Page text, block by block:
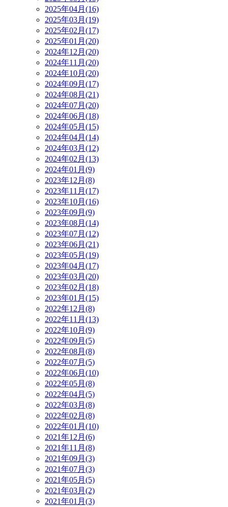
2025年04月(16)
2025年03月(19)
2025年02月(17)
2025年01月(20)
2024年12月(20)
2024年11月(20)
2024年10月(20)
2024年09月(17)
2024年08月(21)
2024年07月(20)
2024年06月(18)
2024年05月(15)
2024年04月(14)
2024年03月(12)
2024年02月(13)
2024年01月(9)
2023年12月(8)
2023年11月(17)
2023年10月(16)
2023年09月(9)
2023年08月(14)
2023年07月(12)
2023年06月(21)
2023年05月(19)
2023年04月(17)
2023年03月(20)
2023年02月(18)
2023年01月(15)
2022年12月(8)
2022年11月(13)
2022年10月(9)
2022年09月(5)
2022年08月(8)
2022年07月(5)
2022年06月(10)
2022年05月(8)
2022年04月(5)
2022年03月(8)
2022年02月(8)
2022年01月(10)
2021年12月(6)
2021年11月(8)
2021年09月(3)
2021年07月(3)
2021年05月(5)
2021年03月(2)
2021年01月(3)